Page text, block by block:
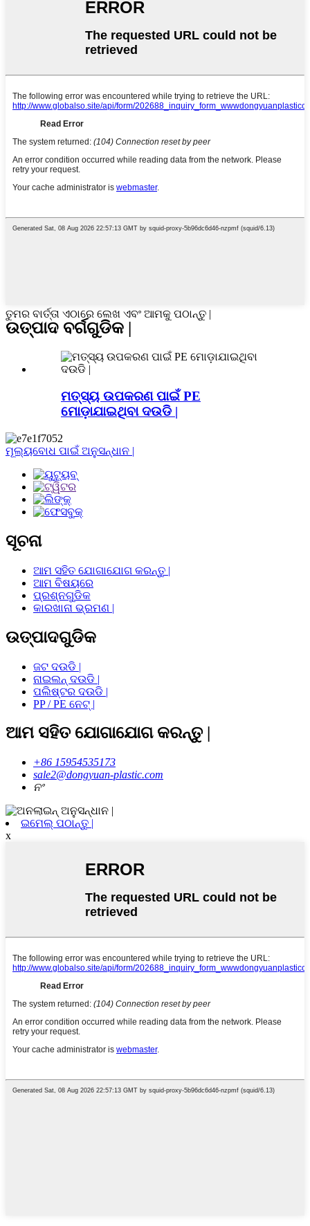
ତୁମର ବାର୍ତ୍ତା ଏଠାରେ ଲେଖ ଏବଂ ଆମକୁ ପଠାନ୍ତୁ |
ଉତ୍ପାଦ ବର୍ଗଗୁଡିକ |
ମତ୍ସ୍ୟ ଉପକରଣ ପାଇଁ PE
ମୋଡ଼ାଯାଇଥିବା ଦଉଡି |
ମୂଲ୍ୟବୋଧ ପାଇଁ ଅନୁସନ୍ଧାନ |
ସୂଚନା
ଆମ ସହିତ ଯୋଗାଯୋଗ କରନ୍ତୁ |
ଆମ ବିଷୟରେ
ପ୍ରଶ୍ନଗୁଡିକ
କାରଖାନା ଭ୍ରମଣ |
ଉତ୍ପାଦଗୁଡିକ
ଜଟ ଦଉଡି |
ନାଇଲନ୍ ଦଉଡି |
ପଲିଷ୍ଟର ଦଉଡି |
PP / PE ନେଟ୍ |
ଆମ ସହିତ ଯୋଗାଯୋଗ କରନ୍ତୁ |
+86 15954535173
sale2@dongyuan-plastic.com
ନଂ
ଇମେଲ୍ ପଠାନ୍ତୁ |
x